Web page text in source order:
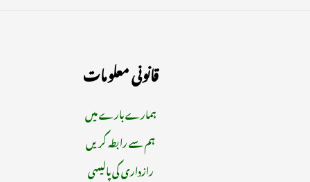
قانونی معلومات
ہمارے بارے میں
ہم سے رابطہ کریں
رازداری کی پالیسی